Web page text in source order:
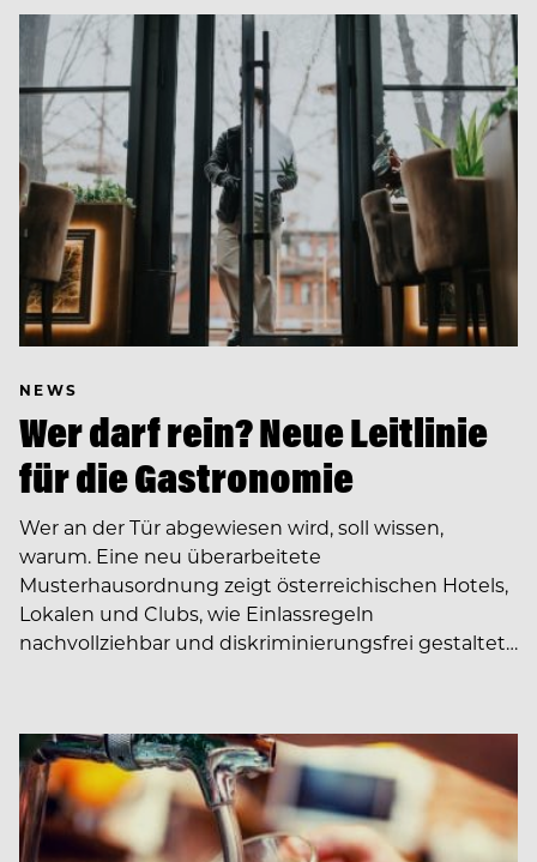
NEWS
Wer darf rein? Neue Leitlinie
für die Gastronomie
Wer an der Tür abgewiesen wird, soll wissen,
warum. Eine neu überarbeitete
Musterhausordnung zeigt österreichischen Hotels,
Lokalen und Clubs, wie Einlassregeln
nachvollziehbar und diskriminierungsfrei gestaltet…